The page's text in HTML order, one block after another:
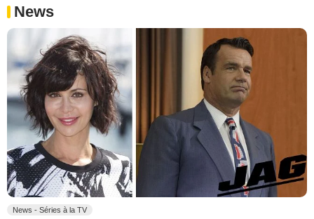
News
News - Séries à la TV